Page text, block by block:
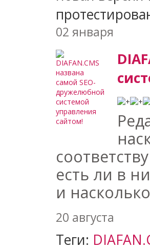
02 января
есть ли в
и
20 августа
Теги: